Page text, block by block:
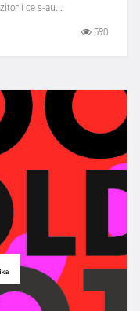
ce s-au...
590